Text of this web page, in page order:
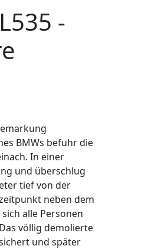
-
BMWs befuhr die
In einer
und überschlug
tief von der
neben dem
alle Personen
völlig demolierte
und später